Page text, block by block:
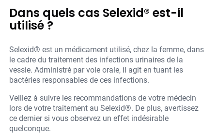
Dans quels cas Selexid® est-il
utilisé ?
Selexid® est un médicament utilisé, chez la femme, dans
le cadre du traitement des infections urinaires de la
vessie. Administré par voie orale, il agit en tuant les
bactéries responsables de ces infections.
Veillez à suivre les recommandations de votre médecin
lors de votre traitement au Selexid®. De plus, avertissez
ce dernier si vous observez un effet indésirable
quelconque.